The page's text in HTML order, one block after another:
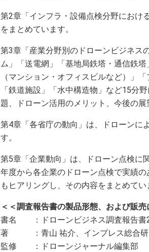
第2章「インフラ・設備点検分野におけ
をまとめています。
第3章「産業分野別のドローンビジネス
ム」「送電網」「基地局鉄塔・通信鉄
（マンション・オフィスビルなど）」
「鉄道施設」「水中構造物」など15分
題、ドローン活用のメリット、今後の展
第4章「各省庁の動向」は、ドローンに
す。
第5章「企業動向」は、ドローン点検に
年度から各企業のドローン点検で実績
もヒアリングし、その内容をまとめてい
＜＜調査報告書の製品形態、および販
書名 ：ドローンビジネス調査報告書
著 ：青山 祐介、インプレス総合研
監修 ：ドローンジャーナル編集部